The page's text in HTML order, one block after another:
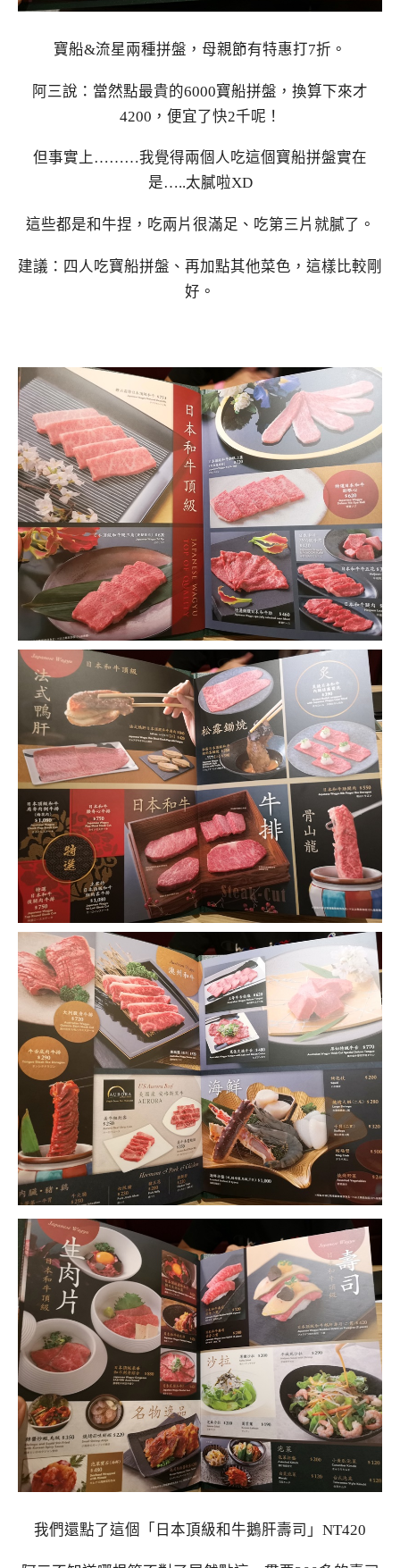
寶船&流星兩種拼盤，母親節有特惠打7折。
阿三說：當然點最貴的6000寶船拼盤，換算下來才
4200，便宜了快2千呢！
但事實上………我覺得兩個人吃這個寶船拼盤實在
是…..太膩啦XD
這些都是和牛捏，吃兩片很滿足、吃第三片就膩了。
建議：四人吃寶船拼盤、再加點其他菜色，這樣比較剛
好。
我們還點了這個「日本頂級和牛鵝肝壽司」NT420